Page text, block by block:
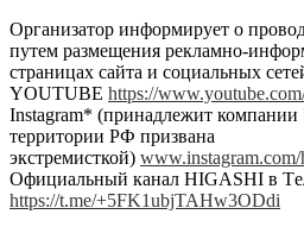
Организатор информирует о
путем размещения рекламно-
страницах сайта и социальных
YOUTUBE https://
Instagram* (принадлежит компании
территории РФ призвана
экстремисткой) www.instagram.com/
Официальный канал HIGASHI в
https://t.me/+5FK1ubjTAHw3ODdi